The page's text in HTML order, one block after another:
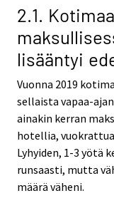
2.1.
lisääntyi
Vuonna 2019
sellaista vapaa-
ainakin kerran
hotellia,
Lyhyiden, 1-3 yötä
runsaasti, mutta
määrä väheni.